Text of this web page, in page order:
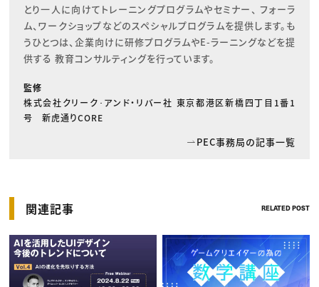
とり一人に向けてトレーニングプログラムやセミナー、 フォーラ
ム、ワークショップなどのスペシャルプログラムを提供します。も
うひとつは、企業向けに研修プログラムやE-ラーニングなどを提
供する 教育コンサルティングを行っています。
監修
株式会社クリーク･アンド・リバー社 東京都港区新橋四丁目1番1
号 新虎通りCORE
PEC事務局の記事一覧
関連記事 RELATED POST